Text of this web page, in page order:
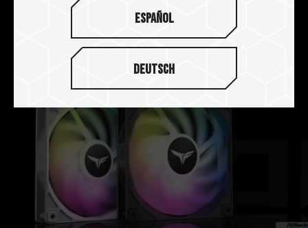
搭配使用高達 50000HR 壽命的油封軸承高速馬
達，節能與耐用性一次到位。
Español
Deutsch